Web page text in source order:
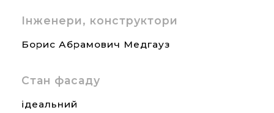
Інженери, конструктори
Борис Абрамович Медгауз
Стан фасаду
ідеальний